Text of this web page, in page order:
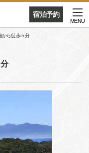
宿泊予約
MENU
から徒歩５分